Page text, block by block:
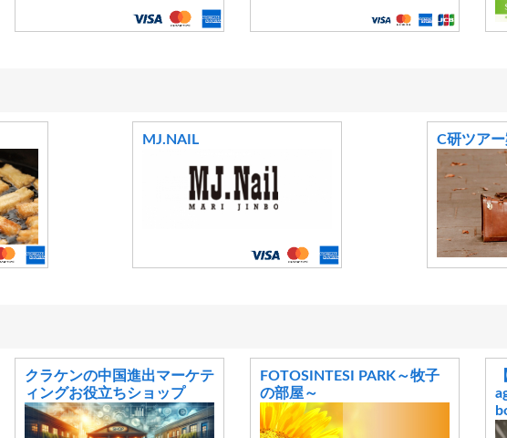
MJ.NAIL C研ツア
クラケンの中国進出マーケテ
ィングお役立ちショップ
FOTOSINTESI PARK～牧子
の部屋～